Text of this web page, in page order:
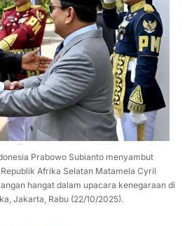
Prabowo Subianto menyambut
Afrika Selatan Matamela Cyril
hangat dalam upacara kenegaraan di
Jakarta, Rabu (22/10/2025).